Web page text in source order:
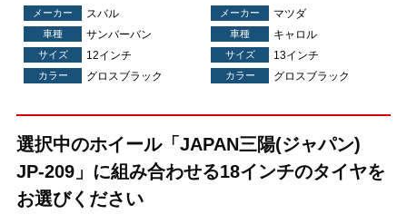
メーカー スバル
車種 サンバーバン
サイズ 12インチ
カラー グロスブラック
メーカー マツダ
車種 キャロル
サイズ 13インチ
カラー グロスブラック
選択中のホイール「JAPAN三陽(ジャパン)
JP-209」に組み合わせる18インチのタイヤを
お選びください